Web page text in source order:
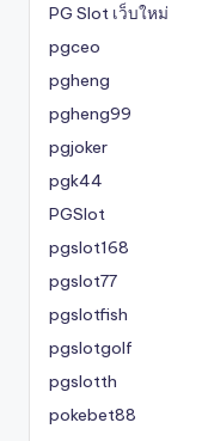
PG Slot เว็บใหม่
pgceo
pgheng
pgheng99
pgjoker
pgk44
PGSlot
pgslot168
pgslot77
pgslotfish
pgslotgolf
pgslotth
pokebet88